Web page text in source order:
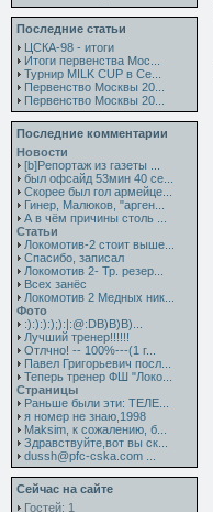
Последние статьи
ЦСКА-98 - итоги
Итоги первенства Мос...
Турнир MILK CUP в Се...
Первенство Москвы 20...
Первенство Москвы 20...
Последние комментарии
Новости
[b]Репортаж из газеты ...
был офсайд 53мин 40 се...
Скорее был гол армейце...
Гинер, Малюков, "арген...
А в чём причины столь ...
Статьи
Локомотив-2 стоит выше...
Спасибо, записал
Локомотив 2- Тр. резер...
Всех занёс
Локомотив 2 Медных ник...
Фото
:):):):);):|:@:DB)B)B)...
Лучший тренер!!!!!!
Отлчно! -- 100%---(1 г...
Павел Григорьевич посл...
Теперь тренер ФШ "Локо...
Страницы
Раньше были эти: ТЕЛЕ...
я номер не знаю,1998
Maksim, к сожалению, б...
Здравствуйте,вот вы ск...
dussh@pfc-cska.com ...
Сейчас на сайте
Гостей: 1